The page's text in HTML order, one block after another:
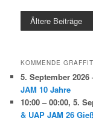
Ältere Beiträge
KOMMENDE
5. September 2026
JAM 10 Jahre
10:00 – 00:00,5.
& UAP JAM 26